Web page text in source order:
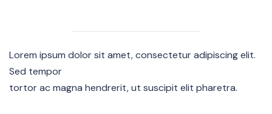
Lorem ipsum dolor sit amet, consectetur adipiscing elit.
Sed tempor
tortor ac magna hendrerit, ut suscipit elit pharetra.